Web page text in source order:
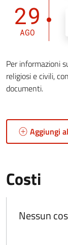
29
AGO
Per informazioni
religiosi e civili,
documenti.
Aggiungi
Costi
Nessun